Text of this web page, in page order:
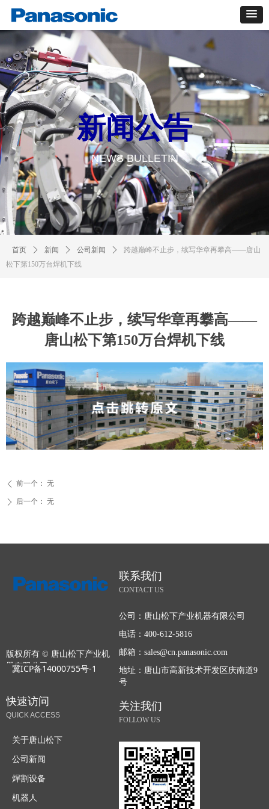
跨越巅峰不止步，续写华章再攀高——
唐山松下第150万台焊机下线
ꄴ 前一个： 无
ꄲ 后一个： 无
首页 ꄲ 新闻 ꄲ 公司新闻 ꄲ
跨越巅峰不止步，续写华章再攀高——唐山
松下第150万台焊机下线
新闻公告
NEWS BULLETIN
关注我们
FOLLOW US
版权所有 © 唐山松下产业机
器有限公司
冀ICP备14000755号-1
联系我们
CONTACT US
公司： 唐山松下产业机器有限公司
电话：400-612-5816
邮箱：sales@cn.panasonic.com
地址： 唐山市高新技术开发区庆南道9
号
快速访问
QUICK ACCESS
关于唐山松下
公司新闻
焊割设备
机器人